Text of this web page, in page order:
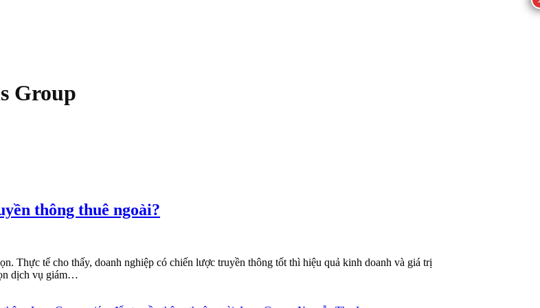
Group
thông thuê ngoài?
Thực tế cho thấy, doanh nghiệp có chiến lược truyền thông tốt thì hiệu quả kinh doanh và giá trị
dịch vụ giám…